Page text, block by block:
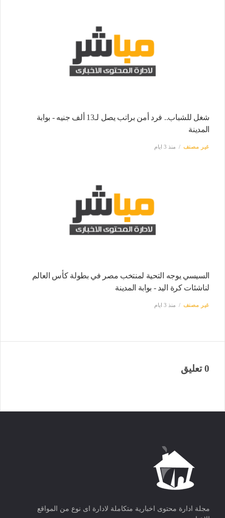
شغل للشباب.. فرد أمن براتب يصل لـ13 ألف جنيه - بوابة
المدينة
غير مصنف منذ 3 ايام
السيسي يوجه التحية لمنتخب مصر في بطولة كأس العالم
لناشئات كرة اليد - بوابة المدينة
غير مصنف منذ 3 ايام
0 تعليق
مجلة ادارة محتوى اخبارية متكاملة لادارة اى نوع من المواقع